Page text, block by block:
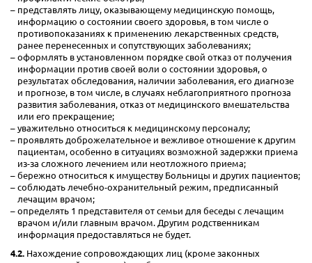
представлять лицу, оказывающему медицинскую помощь,
информацию о состоянии своего здоровья, в том числе о
противопоказаниях к применению лекарственных средств,
ранее перенесенных и сопутствующих заболеваниях;
оформлять в установленном порядке свой отказ от получения
информации против своей воли о состоянии здоровья, о
результатах обследования, наличии заболевания, его диагнозе
и прогнозе, в том числе, в случаях неблагоприятного прогноза
развития заболевания, отказ от медицинского вмешательства
или его прекращение;
уважительно относиться к медицинскому персоналу;
проявлять доброжелательное и вежливое отношение к другим
пациентам, особенно в ситуациях возможной задержки приема
из-за сложного лечением или неотложного приема;
бережно относиться к имуществу Больницы и других пациентов;
соблюдать лечебно-охранительный режим, предписанный
лечащим врачом;
определять 1 представителя от семьи для беседы с лечащим
врачом и/или главным врачом. Другим родственникам
информация предоставляться не будет.
4.2. Нахождение сопровождающих лиц (кроме законных